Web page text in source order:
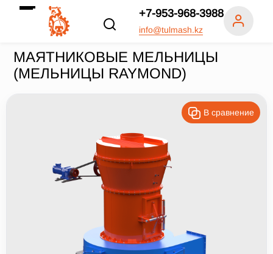
+7-953-968-3988
info@tulmash.kz
МАЯТНИКОВЫЕ МЕЛЬНИЦЫ
(МЕЛЬНИЦЫ RAYMOND)
В сравнение